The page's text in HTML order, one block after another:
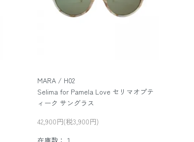
MARA / H02
Selima for Pamela Love セリマオプテ
ィーク サングラス
42,900円(税3,900円)
在庫数：１